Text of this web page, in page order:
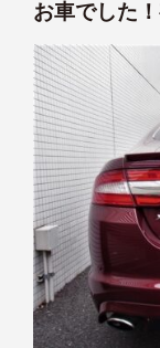
お車でした